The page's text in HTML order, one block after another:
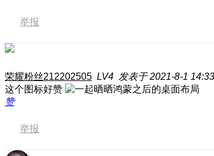
举报
荣耀粉丝212202505 LV4 发表于 2021-8-1 14:33
这个图标好赞
赞
举报